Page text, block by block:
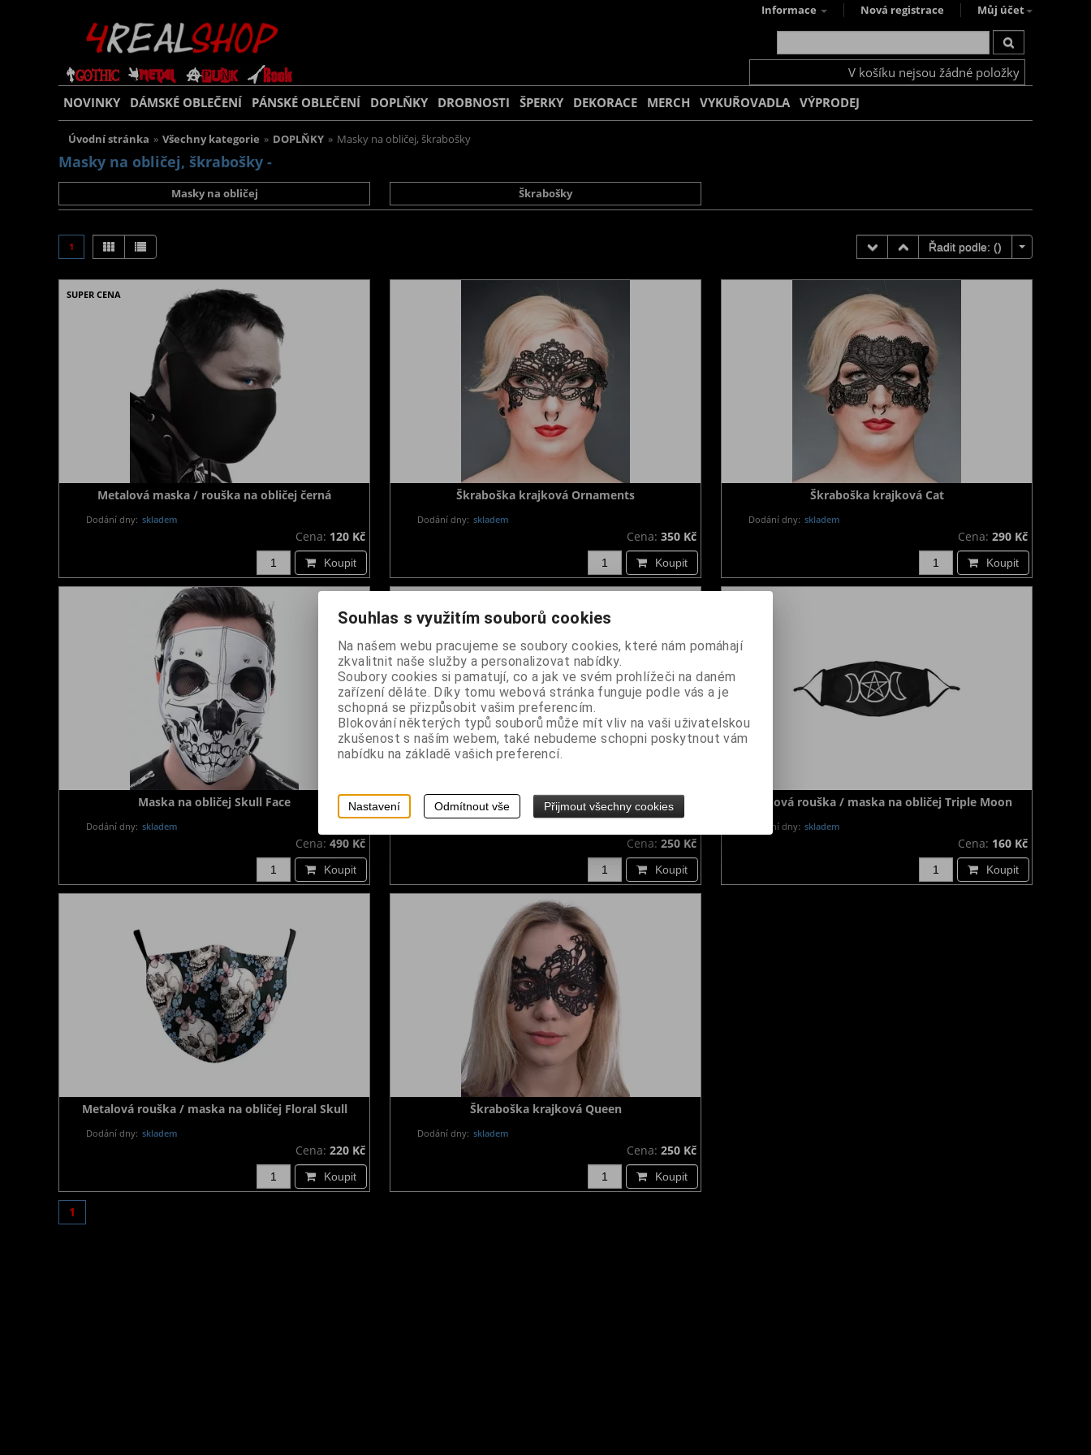
Informace Nová registrace Můj účet
V košíku nejsou žádné položky
NOVINKY DÁMSKÉ OBLEČENÍ PÁNSKÉ OBLEČENÍ DOPLŇKY DROBNOSTI ŠPERKY DEKORACE MERCH VYKUŘOVADLA VÝPRODEJ
Úvodní stránka » Všechny kategorie » DOPLŇKY » Masky na obličej, škrabošky
Masky na obličej, škrabošky -
Masky na obličej Škrabošky
1 Řadit podle: ()
SUPER CENA
Metalová maska / rouška na obličej černá
Dodání dny: skladem
Cena: 120 Kč
Koupit
Škraboška krajková Ornaments
Dodání dny: skladem
Cena: 350 Kč
Koupit
Škraboška krajková Cat
Dodání dny: skladem
Cena: 290 Kč
Koupit
Maska na obličej Skull Face
Dodání dny: skladem
Cena: 490 Kč
Koupit
Škraboška krajková Mystery
Cena: 250 Kč
Koupit
Metalová rouška / maska na obličej Triple Moon
Dodání dny: skladem
Cena: 160 Kč
Koupit
Metalová rouška / maska na obličej Floral Skull
Dodání dny: skladem
Cena: 220 Kč
Koupit
Škraboška krajková Queen
Dodání dny: skladem
Cena: 250 Kč
Koupit
1
Souhlas s využitím souborů cookies
Na našem webu pracujeme se soubory cookies, které nám pomáhají
zkvalitnit naše služby a personalizovat nabídky.
Soubory cookies si pamatují, co a jak ve svém prohlížeči na daném
zařízení děláte. Díky tomu webová stránka funguje podle vás a je
schopná se přizpůsobit vašim preferencím.
Blokování některých typů souborů může mít vliv na vaši uživatelskou
zkušenost s naším webem, také nebudeme schopni poskytnout vám
nabídku na základě vašich preferencí.
Nastavení Odmítnout vše Přijmout všechny cookies